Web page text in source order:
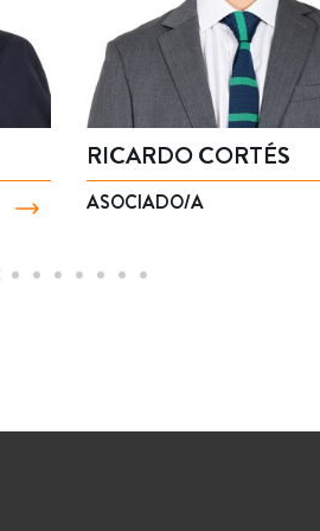
RICARDO CORTÉS
ASOCIADO/A